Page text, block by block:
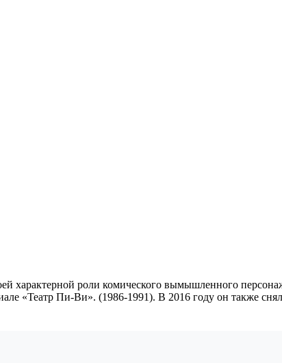
характерной роли комического вымышленного
«Театр Пи-Ви». (1986-1991). В 2016 году он также